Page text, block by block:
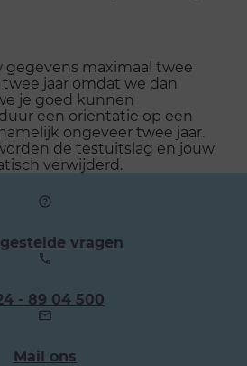
gegevens maximaal twee
jaar omdat we dan
je goed kunnen
een orientatie op een
ongeveer twee jaar.
de testuitslag en jouw
verwijderd.
vragen
- 89 04 500
Mail ons